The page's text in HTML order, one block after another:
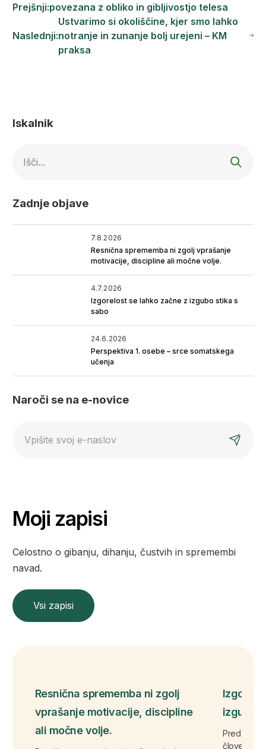
Prejšnji:povezana z obliko in gibljivostjo telesa
Naslednji:
Ustvarimo si okoliščine, kjer smo lahko
notranje in zunanje bolj urejeni – KM
praksa
Iskalnik
Zadnje objave
7.8.2026
Resnična sprememba ni zgolj vprašanje
motivacije, discipline ali močne volje.
4.7.2026
Izgorelost se lahko začne z izgubo stika s
sabo
24.6.2026
Perspektiva 1. osebe – srce somatskega
učenja
Naroči se na e-novice
mail
Moji zapisi
Celostno o gibanju, dihanju, čustvih in spremembi
navad.
Vsi zapisi
Resnična sprememba ni zgolj
vprašanje motivacije, discipline
ali močne volje.
izgubo
Pred
človek ne